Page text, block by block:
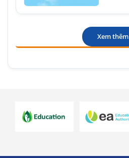
Xem thêm